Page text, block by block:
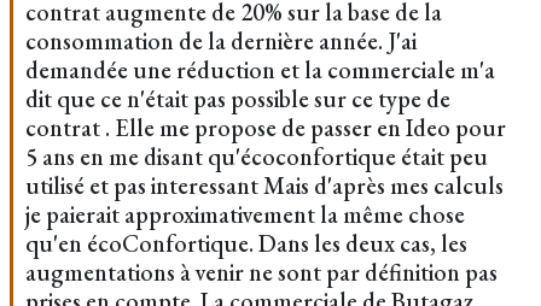
contrat augmente de 20% sur la base de la
consommation de la dernière année. J'ai
demandée une réduction et la commerciale m'a
dit que ce n'était pas possible sur ce type de
contrat . Elle me propose de passer en Ideo pour
5 ans en me disant qu'écoconfortique était peu
utilisé et pas interessant Mais d'après mes calculs
je paierait approximativement la même chose
qu'en écoConfortique. Dans les deux cas, les
augmentations à venir ne sont par définition pas